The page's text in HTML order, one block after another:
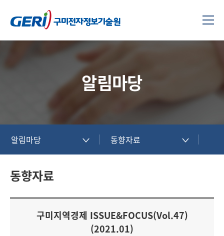
알림마당
알림마당 동향자료
동향자료
구미지역경제 ISSUE&FOCUS(Vol.47)
(2021.01)